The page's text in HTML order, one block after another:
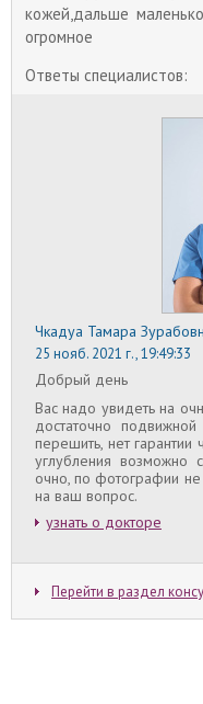
тем, в
кожей,дальше
огромное
Ответы специалистов:
Чкадуа Тамара
25 нояб. 2021 г., 19:49:33
Добрый день
Вас надо увидеть на
достаточно
перешить, нет гарантии
углубления возможно
очно, по фотографии не
на ваш вопрос.
узнать о докторе
Перейти в раздел